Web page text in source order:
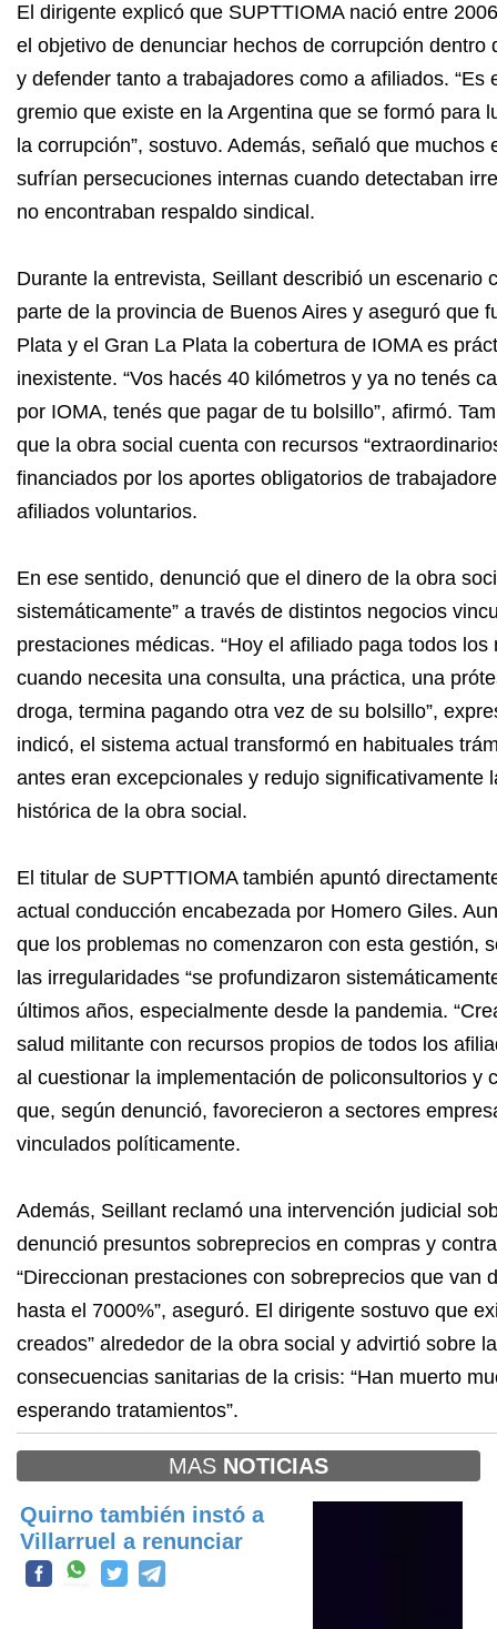
El dirigente explicó que SUPTTIOMA nació entre
el objetivo de denunciar hechos de corrupción dentro
y defender tanto a trabajadores como a afiliados. “Es
gremio que existe en la Argentina que se formó para
la corrupción”, sostuvo. Además, señaló que muchos
sufrían persecuciones internas cuando detectaban
no encontraban respaldo sindical.
Durante la entrevista, Seillant describió un escenario
parte de la provincia de Buenos Aires y aseguró que
Plata y el Gran La Plata la cobertura de IOMA es
inexistente. “Vos hacés 40 kilómetros y ya no tenés
por IOMA, tenés que pagar de tu bolsillo”, afirmó.
que la obra social cuenta con recursos
financiados por los aportes obligatorios de
afiliados voluntarios.
En ese sentido, denunció que el dinero de la obra
sistemáticamente” a través de distintos negocios
prestaciones médicas. “Hoy el afiliado paga todos los
cuando necesita una consulta, una práctica, una
droga, termina pagando otra vez de su bolsillo”,
indicó, el sistema actual transformó en habituales
antes eran excepcionales y redujo significativamente
histórica de la obra social.
El titular de SUPTTIOMA también apuntó
actual conducción encabezada por Homero Giles.
que los problemas no comenzaron con esta gestión,
las irregularidades “se profundizaron
últimos años, especialmente desde la pandemia.
salud militante con recursos propios de todos los
al cuestionar la implementación de policonsultorios y
que, según denunció, favorecieron a sectores
vinculados políticamente.
Además, Seillant reclamó una intervención judicial
denunció presuntos sobreprecios en compras y
“Direccionan prestaciones con sobreprecios que van
hasta el 7000%”, aseguró. El dirigente sostuvo que
creados” alrededor de la obra social y advirtió sobre
consecuencias sanitarias de la crisis: “Han muerto
esperando tratamientos”.
MAS NOTICIAS
Quirno también instó a
Villarruel a renunciar